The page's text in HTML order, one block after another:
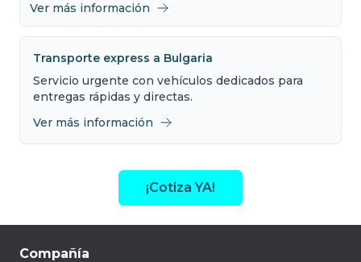
Ver más información
Transporte express a Bulgaria
Servicio urgente con vehículos dedicados para
entregas rápidas y directas.
Ver más información
¡Cotiza YA!
Compañía